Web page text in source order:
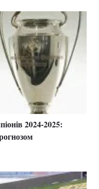
2024-2025: